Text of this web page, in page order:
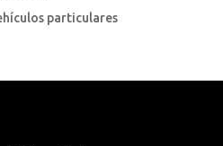
particulares